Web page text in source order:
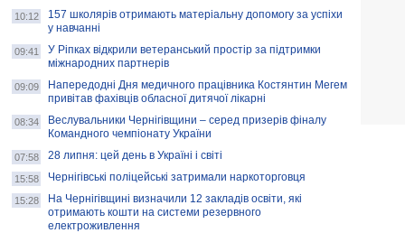
10:12
157 школярів отримають матеріальну допомогу за успіхи
у навчанні
09:41
У Ріпках відкрили ветеранський простір за підтримки
міжнародних партнерів
09:09
Напередодні Дня медичного працівника Костянтин Мегем
привітав фахівців обласної дитячої лікарні
08:34
Веслувальники Чернігівщини – серед призерів фіналу
Командного чемпіонату України
07:58 28 липня: цей день в Україні і світі
15:58 Чернігівські поліцейські затримали наркоторговця
15:28
На Чернігівщині визначили 12 закладів освіти, які
отримають кошти на системи резервного
електроживлення